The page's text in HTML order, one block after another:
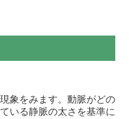
象をみます。動脈がどの
いる静脈の太さを基準に